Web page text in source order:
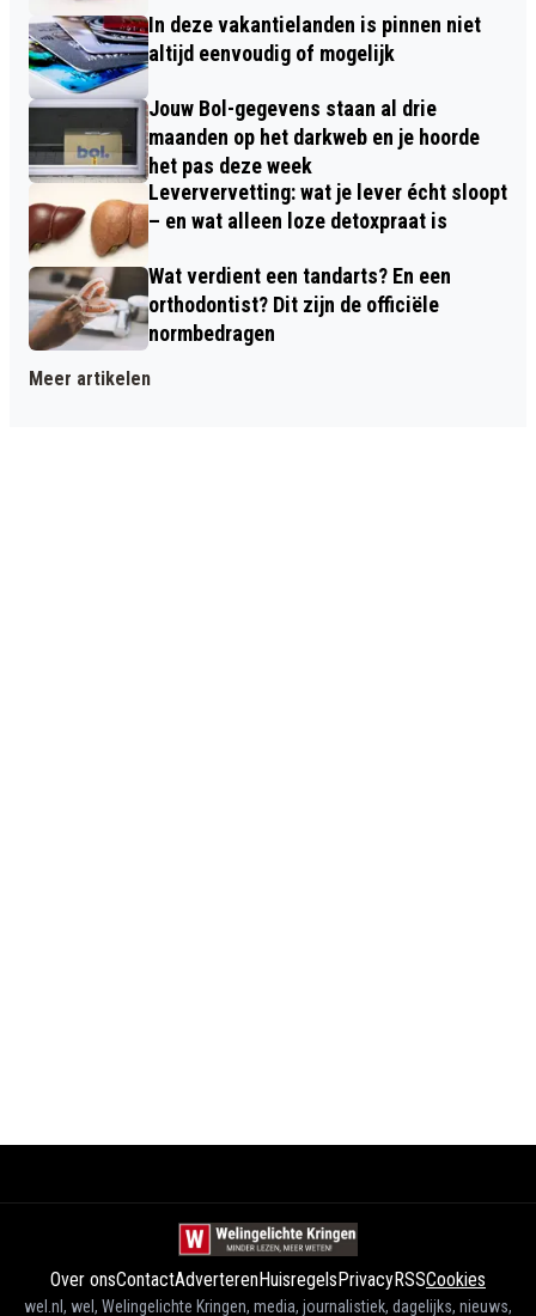
In deze vakantielanden is pinnen niet
altijd eenvoudig of mogelijk
Jouw Bol-gegevens staan al drie
maanden op het darkweb en je hoorde
het pas deze week
Leververvetting: wat je lever écht sloopt
– en wat alleen loze detoxpraat is
Wat verdient een tandarts? En een
orthodontist? Dit zijn de officiële
normbedragen
Meer artikelen
Over onsContactAdverterenHuisregelsPrivacyRSSCookies
wel.nl, wel, Welingelichte Kringen, media, journalistiek, dagelijks, nieuws,